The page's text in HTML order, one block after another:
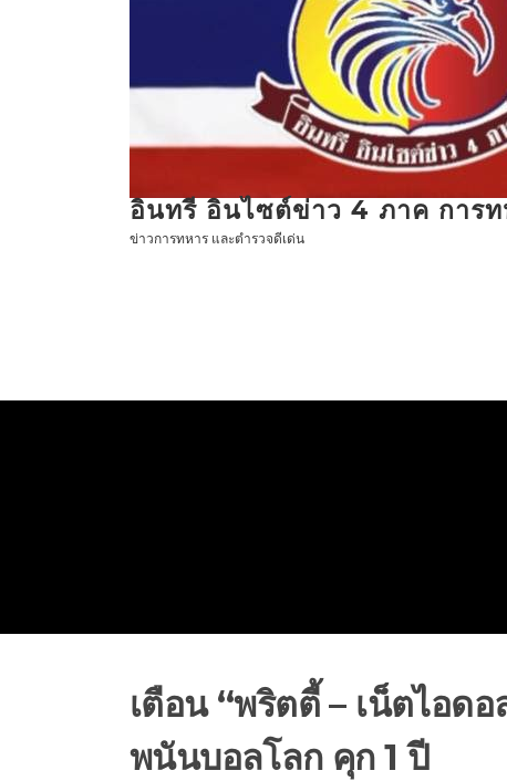
อินทรี อินไซต์ข่าว 4 ภาค การท
ข่าวการทหาร และตำรวจดีเด่น
เตือน “พริตตี้ – เน็ตไอด
พนันบอลโลก คุก 1 ปี